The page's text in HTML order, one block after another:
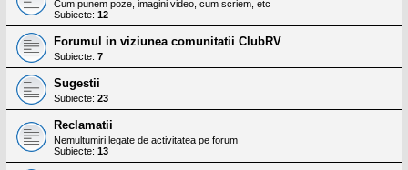
Cum punem poze, imagini video, cum scriem, etc
Subiecte: 12
Forumul in viziunea comunitatii ClubRV
Subiecte: 7
Sugestii
Subiecte: 23
Reclamatii
Nemultumiri legate de activitatea pe forum
Subiecte: 13